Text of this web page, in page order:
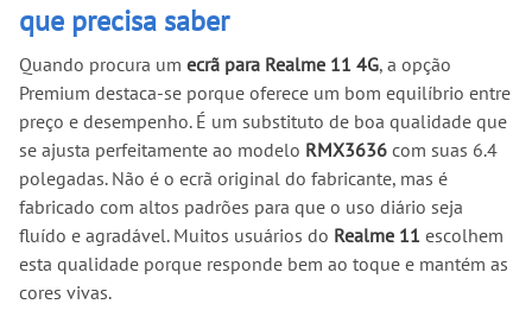
que precisa saber
Quando procura um ecrã para Realme 11 4G, a opção
Premium destaca-se porque oferece um bom equilíbrio entre
preço e desempenho. É um substituto de boa qualidade que
se ajusta perfeitamente ao modelo RMX3636 com suas 6.4
polegadas. Não é o ecrã original do fabricante, mas é
fabricado com altos padrões para que o uso diário seja
fluído e agradável. Muitos usuários do Realme 11 escolhem
esta qualidade porque responde bem ao toque e mantém as
cores vivas.